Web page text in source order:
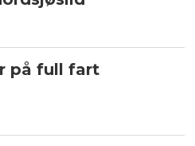
på full fart